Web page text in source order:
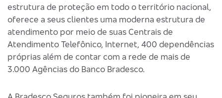
estrutura de proteção em todo o território nacional,
oferece a seus clientes uma moderna estrutura de
atendimento por meio de suas Centrais de
Atendimento Telefônico, Internet, 400 dependências
próprias além de contar com a rede de mais de
3.000 Agências do Banco Bradesco.